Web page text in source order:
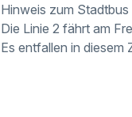
Hinweis zum Stadtbus
Die Linie 2 fährt am
Es entfallen in diesem